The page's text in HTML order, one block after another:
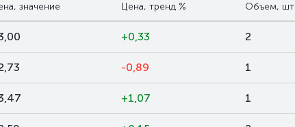
значение Цена, тренд % Объем, шт
+0,33 2
-0,89 1
+1,07 1